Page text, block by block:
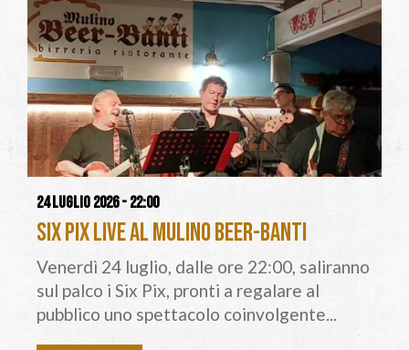
24 luglio 2026 - 22:00
Six Pix live al Mulino Beer-Banti
Venerdì 24 luglio, dalle ore 22:00, saliranno
sul palco i Six Pix, pronti a regalare al
pubblico uno spettacolo coinvolgente...